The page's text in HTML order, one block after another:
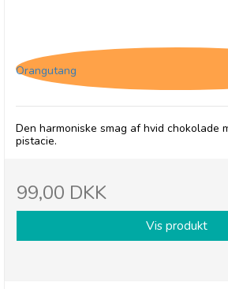
Orangutang
Den harmoniske smag af hvid chokolade
pistacie.
99,00 DKK
Vis produkt